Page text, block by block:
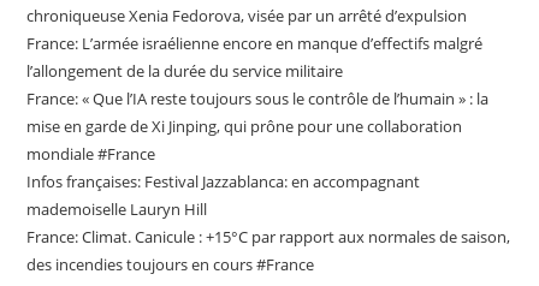
chroniqueuse Xenia Fedorova, visée par un arrêté d’expulsion
France: L’armée israélienne encore en manque d’effectifs malgré
l’allongement de la durée du service militaire
France: « Que l’IA reste toujours sous le contrôle de l’humain » : la
mise en garde de Xi Jinping, qui prône pour une collaboration
mondiale #France
Infos françaises: Festival Jazzablanca: en accompagnant
mademoiselle Lauryn Hill
France: Climat. Canicule : +15°C par rapport aux normales de saison,
des incendies toujours en cours #France